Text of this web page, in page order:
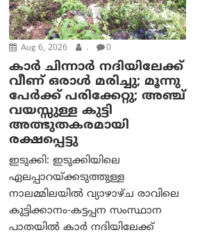
Aug 6, 2026 . 0
കാര്‍ ചിന്നാര്‍ നദിയിലേക്ക്
വീണ് ഒരാള്‍ മരിച്ചു; മൂന്നു
പേര്‍ക്ക് പരിക്കേറ്റു; അഞ്ച്
വയസ്സുള്ള കുട്ടി
അത്ഭുതകരമായി
രക്ഷപ്പെട്ടു
ഇടുക്കി: ഇടുക്കിയിലെ
ഏലപ്പാറയ്ക്കടുത്തുള്ള
നാലമ്മിലയിൽ വ്യാഴാഴ്ച രാവിലെ
കുട്ടിക്കാനം-കട്ടപ്പന സംസ്ഥാന
പാതയിൽ കാർ നദിയിലേക്ക്